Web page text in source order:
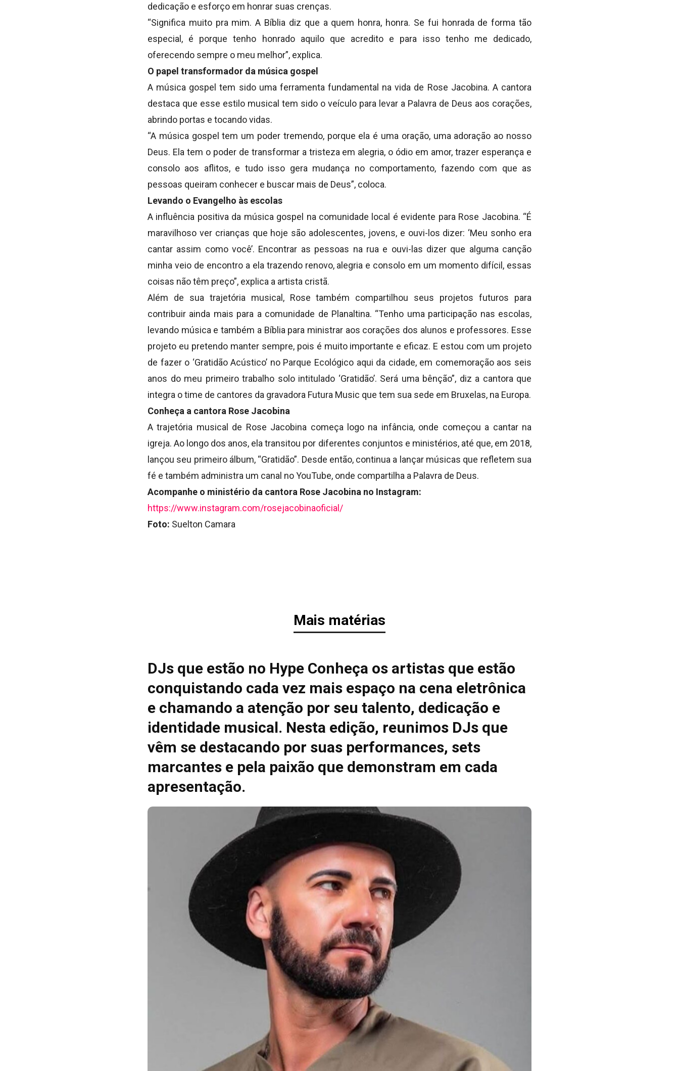
dedicação e esforço em honrar suas crenças.
“Significa muito pra mim. A Bíblia diz que a quem honra, honra. Se fui honrada de forma tão
especial, é porque tenho honrado aquilo que acredito e para isso tenho me dedicado,
oferecendo sempre o meu melhor”, explica.
O papel transformador da música gospel
A música gospel tem sido uma ferramenta fundamental na vida de Rose Jacobina. A cantora
destaca que esse estilo musical tem sido o veículo para levar a Palavra de Deus aos corações,
abrindo portas e tocando vidas.
“A música gospel tem um poder tremendo, porque ela é uma oração, uma adoração ao nosso
Deus. Ela tem o poder de transformar a tristeza em alegria, o ódio em amor, trazer esperança e
consolo aos aflitos, e tudo isso gera mudança no comportamento, fazendo com que as
pessoas queiram conhecer e buscar mais de Deus”, coloca.
Levando o Evangelho às escolas
A influência positiva da música gospel na comunidade local é evidente para Rose Jacobina. “É
maravilhoso ver crianças que hoje são adolescentes, jovens, e ouvi-los dizer: ‘Meu sonho era
cantar assim como você’. Encontrar as pessoas na rua e ouvi-las dizer que alguma canção
minha veio de encontro a ela trazendo renovo, alegria e consolo em um momento difícil, essas
coisas não têm preço”, explica a artista cristã.
Além de sua trajetória musical, Rose também compartilhou seus projetos futuros para
contribuir ainda mais para a comunidade de Planaltina. “Tenho uma participação nas escolas,
levando música e também a Bíblia para ministrar aos corações dos alunos e professores. Esse
projeto eu pretendo manter sempre, pois é muito importante e eficaz. E estou com um projeto
de fazer o ‘Gratidão Acústico’ no Parque Ecológico aqui da cidade, em comemoração aos seis
anos do meu primeiro trabalho solo intitulado ‘Gratidão’. Será uma bênção”, diz a cantora que
integra o time de cantores da gravadora Futura Music que tem sua sede em Bruxelas, na Europa.
Conheça a cantora Rose Jacobina
A trajetória musical de Rose Jacobina começa logo na infância, onde começou a cantar na
igreja. Ao longo dos anos, ela transitou por diferentes conjuntos e ministérios, até que, em 2018,
lançou seu primeiro álbum, “Gratidão”. Desde então, continua a lançar músicas que refletem sua
fé e também administra um canal no YouTube, onde compartilha a Palavra de Deus.
Acompanhe o ministério da cantora Rose Jacobina no Instagram:
https://www.instagram.com/rosejacobinaoficial/
Foto: Suelton Camara
Mais matérias
DJs que estão no Hype Conheça os artistas que estão
conquistando cada vez mais espaço na cena eletrônica
e chamando a atenção por seu talento, dedicação e
identidade musical. Nesta edição, reunimos DJs que
vêm se destacando por suas performances, sets
marcantes e pela paixão que demonstram em cada
apresentação.